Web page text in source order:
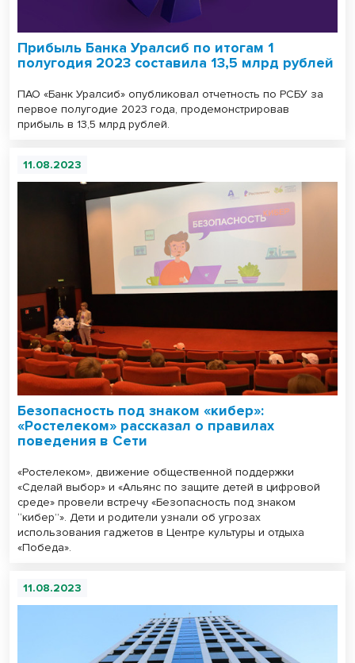
Прибыль Банка Уралсиб по итогам 1
полугодия 2023 составила 13,5 млрд рублей
ПАО «Банк Уралсиб» опубликовал отчетность по РСБУ за
первое полугодие 2023 года, продемонстрировав
прибыль в 13,5 млрд рублей.
11.08.2023
Безопасность под знаком «кибер»:
«Ростелеком» рассказал о правилах
поведения в Сети
«Ростелеком», движение общественной поддержки
«Сделай выбор» и «Альянс по защите детей в цифровой
среде» провели встречу «Безопасность под знаком
“кибер”». Дети и родители узнали об угрозах
использования гаджетов в Центре культуры и отдыха
«Победа».
11.08.2023